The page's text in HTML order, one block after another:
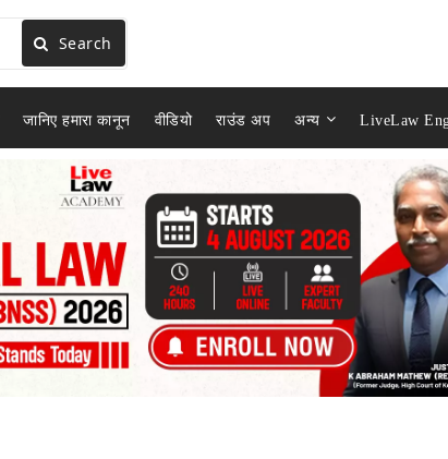
Search
जानिए हमारा कानून वीडियो राउंड अप अन्य LiveLaw